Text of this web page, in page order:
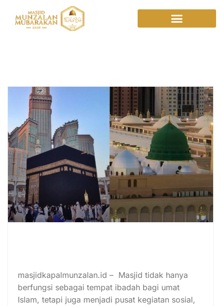
August 6, 2025
masjidkapalmunzalan.id – Masjid tidak hanya
berfungsi sebagai tempat ibadah bagi umat
Islam, tetapi juga menjadi pusat kegiatan sosial,